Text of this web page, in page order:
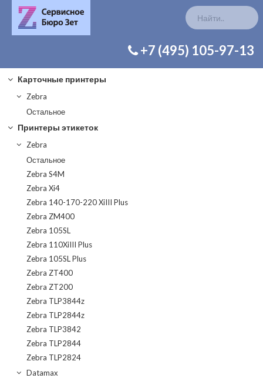
+7 (495) 105-97-13
Карточные принтеры
Zebra
Остальное
Принтеры этикеток
Zebra
Остальное
Zebra S4M
Zebra Xi4
Zebra 140-170-220 XiIII Plus
Zebra ZM400
Zebra 105SL
Zebra 110XiIII Plus
Zebra 105SL Plus
Zebra ZT400
Zebra ZT200
Zebra TLP3844z
Zebra TLP2844z
Zebra TLP3842
Zebra TLP2844
Zebra TLP2824
Datamax